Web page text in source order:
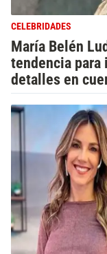
CELEBRIDADES
María Belén
tendencia para
detalles en